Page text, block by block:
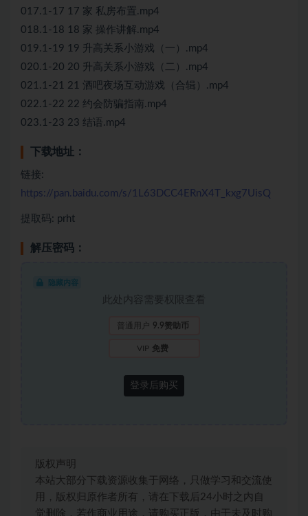
017.1-17 17 家 私房布置.mp4
018.1-18 18 家 操作讲解.mp4
019.1-19 19 升高关系小游戏（一）.mp4
020.1-20 20 升高关系小游戏（二）.mp4
021.1-21 21 酒吧夜场互动游戏（合辑）.mp4
022.1-22 22 约会防骗指南.mp4
023.1-23 23 结语.mp4
下载地址：
链接:
https://pan.baidu.com/s/1L63DCC4ERnX4T_kxg7UisQ
提取码: prht
解压密码：
隐藏内容
此处内容需要权限查看
普通用户 9.9赞助币
VIP 免费
登录后购买
版权声明
本站大部分下载资源收集于网络，只做学习和交流使
用，版权归原作者所有，请在下载后24小时之内自
觉删除，若作商业用途，请购买正版，由于未及时购